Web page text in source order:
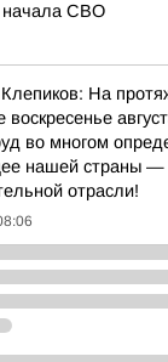
начала СВО
На
воскресенье
во многом
нашей страны —
отрасли!